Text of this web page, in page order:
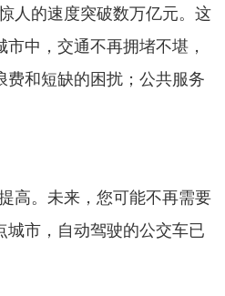
人的速度突破数万亿元。这
中，交通不再拥堵不堪，
和短缺的困扰；公共服务
高。未来，您可能不再需要
市，自动驾驶的公交车已